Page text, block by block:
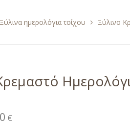
Ξύλινα ημερολόγια τοίχου Ξύλινο
€